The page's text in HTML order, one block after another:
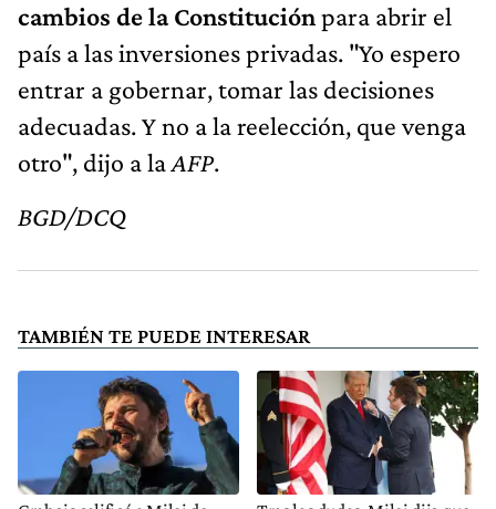
cambios de la Constituciónpara abrir el
país a las inversiones privadas. "Yo espero
entrar a gobernar, tomar las decisiones
adecuadas. Y no a la reelección, que venga
otro", dijo a laAFP.
BGD/DCQ
TAMBIÉN TE PUEDE INTERESAR